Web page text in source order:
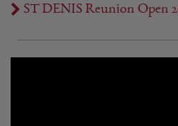
ST DENIS Reunion Open